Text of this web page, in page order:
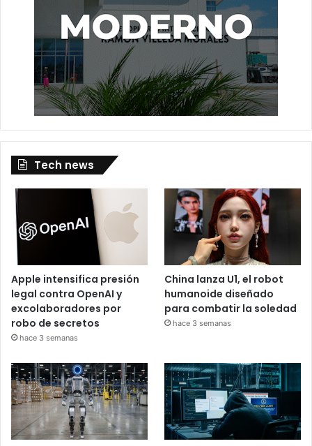
Tech news
Apple intensifica presión
legal contra OpenAI y
excolaboradores por
robo de secretos
hace 3 semanas
China lanza U1, el robot
humanoide diseñado
para combatir la soledad
hace 3 semanas